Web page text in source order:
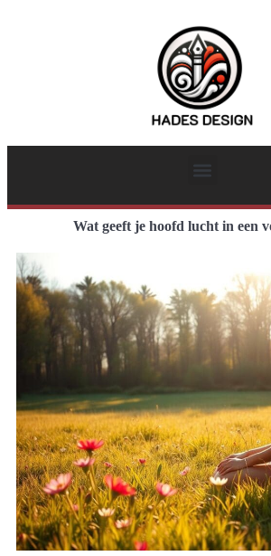
Wat geeft je hoofd lucht in een